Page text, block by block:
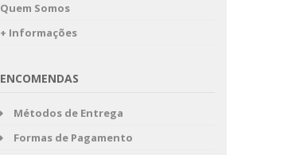
Quem Somos
+ Informações
ENCOMENDAS
Métodos de Entrega
Formas de Pagamento